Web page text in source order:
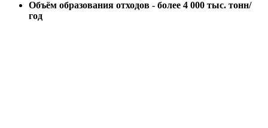
Объём образования отходов - более 4 000 тыс. тонн/
год